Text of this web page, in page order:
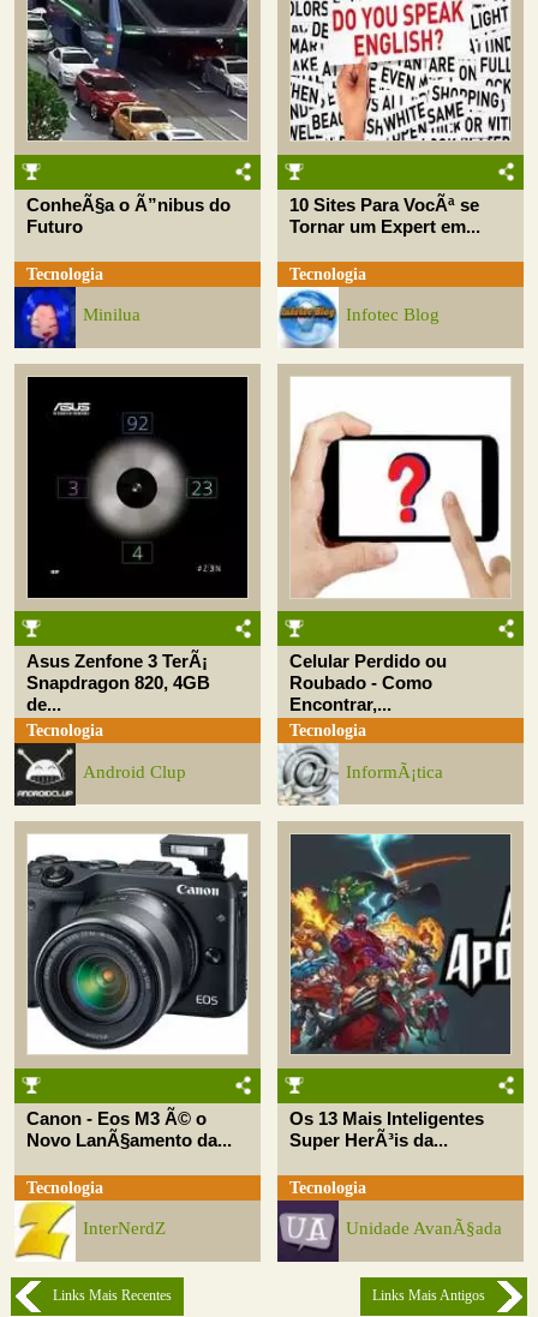
ConheÃ§a o Ã”nibus do
Futuro
Tecnologia
Minilua
10 Sites Para VocÃª se
Tornar um Expert em...
Tecnologia
Infotec Blog
Asus Zenfone 3 TerÃ¡
Snapdragon 820, 4GB
de...
Tecnologia
Android Clup
Celular Perdido ou
Roubado - Como
Encontrar,...
Tecnologia
InformÃ¡tica
Canon - Eos M3 Ã© o
Novo LanÃ§amento da...
Tecnologia
InterNerdZ
Os 13 Mais Inteligentes
Super HerÃ³is da...
Tecnologia
Unidade AvanÃ§ada
Links Mais Recentes Links Mais Antigos